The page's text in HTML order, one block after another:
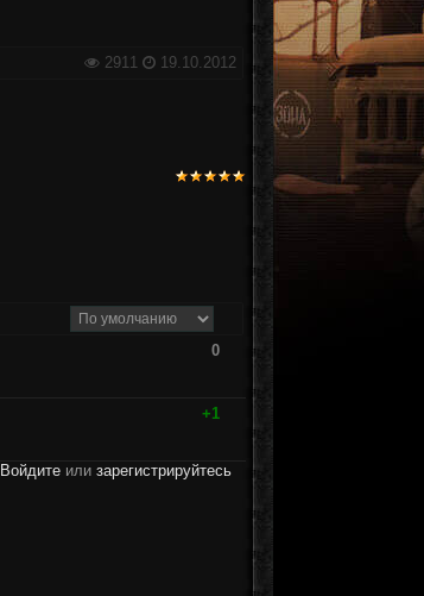
2911 19.10.2012
0
+1
Войдите или зарегистрируйтесь